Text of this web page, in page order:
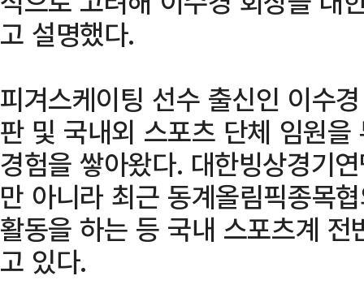
고 설명했다.
피겨스케이팅 선수 출신인 이수
판 및 국내외 스포츠 단체 임원
경험을 쌓아왔다. 대한빙상경기
만 아니라 최근 동계올림픽종목
활동을 하는 등 국내 스포츠계
고 있다.